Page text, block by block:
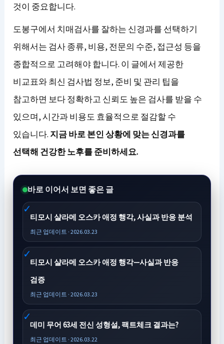
것이 중요합니다.
도봉구에서 치매검사를 잘하는 신경과를 선택하기
위해서는 검사 종류, 비용, 전문의 수준, 접근성 등을
종합적으로 고려해야 합니다. 이 글에서 제공한
비교표와 최신 검사법 정보, 준비 및 관리 팁을
참고하면 보다 정확하고 신뢰도 높은 검사를 받을 수
있으며, 시간과 비용도 효율적으로 절감할 수
있습니다. 지금 바로 본인 상황에 맞는 신경과를
선택해 건강한 노후를 준비하세요.
바로 이어서 보면 좋은 글
티모시 샬라메 오스카 애정 행각, 사실과 반응 분석
최근 업데이트 · 2026.03.23
티모시 샬라메 오스카 애정 행각—사실과 반응
검증
최근 업데이트 · 2026.03.23
데미 무어 63세 전신 성형설, 팩트체크 결과는?
최근 업데이트 · 2026.03.22